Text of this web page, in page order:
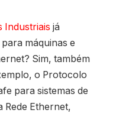
Industriais já
máquinas e
Sim, também
o Protocolo
para sistemas de
Rede Ethernet,